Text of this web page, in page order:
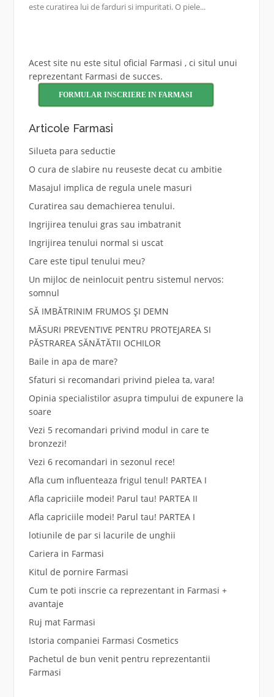
este curatirea lui de farduri si impuritati. O piele...
Acest site nu este situl oficial Farmasi , ci situl unui
reprezentant Farmasi de succes.
FORMULAR INSCRIERE IN FARMASI
Articole Farmasi
Silueta para seductie
O cura de slabire nu reuseste decat cu ambitie
Masajul implica de regula unele masuri
Curatirea sau demachierea tenului.
Ingrijirea tenului gras sau imbatranit
Ingrijirea tenului normal si uscat
Care este tipul tenului meu?
Un mijloc de neinlocuit pentru sistemul nervos:
somnul
SĂ IMBĂTRINIM FRUMOS ȘI DEMN
MĂSURI PREVENTIVE PENTRU PROTEJAREA SI
PĂSTRAREA SĂNĂTĂTII OCHILOR
Baile in apa de mare?
Sfaturi si recomandari privind pielea ta, vara!
Opinia specialistilor asupra timpului de expunere la
soare
Vezi 5 recomandari privind modul in care te
bronzezi!
Vezi 6 recomandari in sezonul rece!
Afla cum influenteaza frigul tenul! PARTEA I
Afla capriciile modei! Parul tau! PARTEA II
Afla capriciile modei! Parul tau! PARTEA I
lotiunile de par si lacurile de unghii
Cariera in Farmasi
Kitul de pornire Farmasi
Cum te poti inscrie ca reprezentant in Farmasi +
avantaje
Ruj mat Farmasi
Istoria companiei Farmasi Cosmetics
Pachetul de bun venit pentru reprezentantii
Farmasi